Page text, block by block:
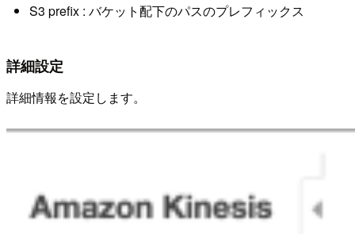
S3 prefix : バケット配下のパスのプレフィックス
詳細設定
詳細情報を設定します。